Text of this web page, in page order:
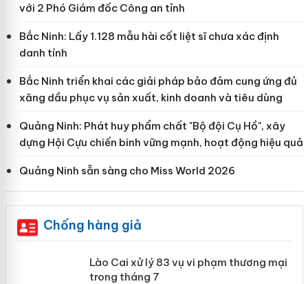
với 2 Phó Giám đốc Công an tỉnh
Bắc Ninh: Lấy 1.128 mẫu hài cốt liệt sĩ chưa xác định
danh tính
Bắc Ninh triển khai các giải pháp bảo đảm cung ứng đủ
xăng dầu phục vụ sản xuất, kinh doanh và tiêu dùng
Quảng Ninh: Phát huy phẩm chất "Bộ đội Cụ Hồ", xây
dựng Hội Cựu chiến binh vững mạnh, hoạt động hiệu quả
Quảng Ninh sẵn sàng cho Miss World 2026
Chống hàng giả
Lào Cai xử lý 83 vụ vi phạm thương
mại trong tháng 7